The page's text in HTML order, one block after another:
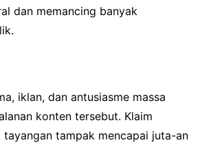
dan memancing banyak
iklan, dan antusiasme massa
konten tersebut. Klaim
tampak mencapai juta-an